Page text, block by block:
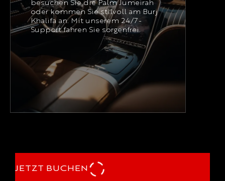
besuchen Sie die Palm Jumeirah
oder kommen Sie stilvoll am Burj
Khalifa an. Mit unserem 24/7-
Support fahren Sie sorgenfrei.
JETZT BUCHEN